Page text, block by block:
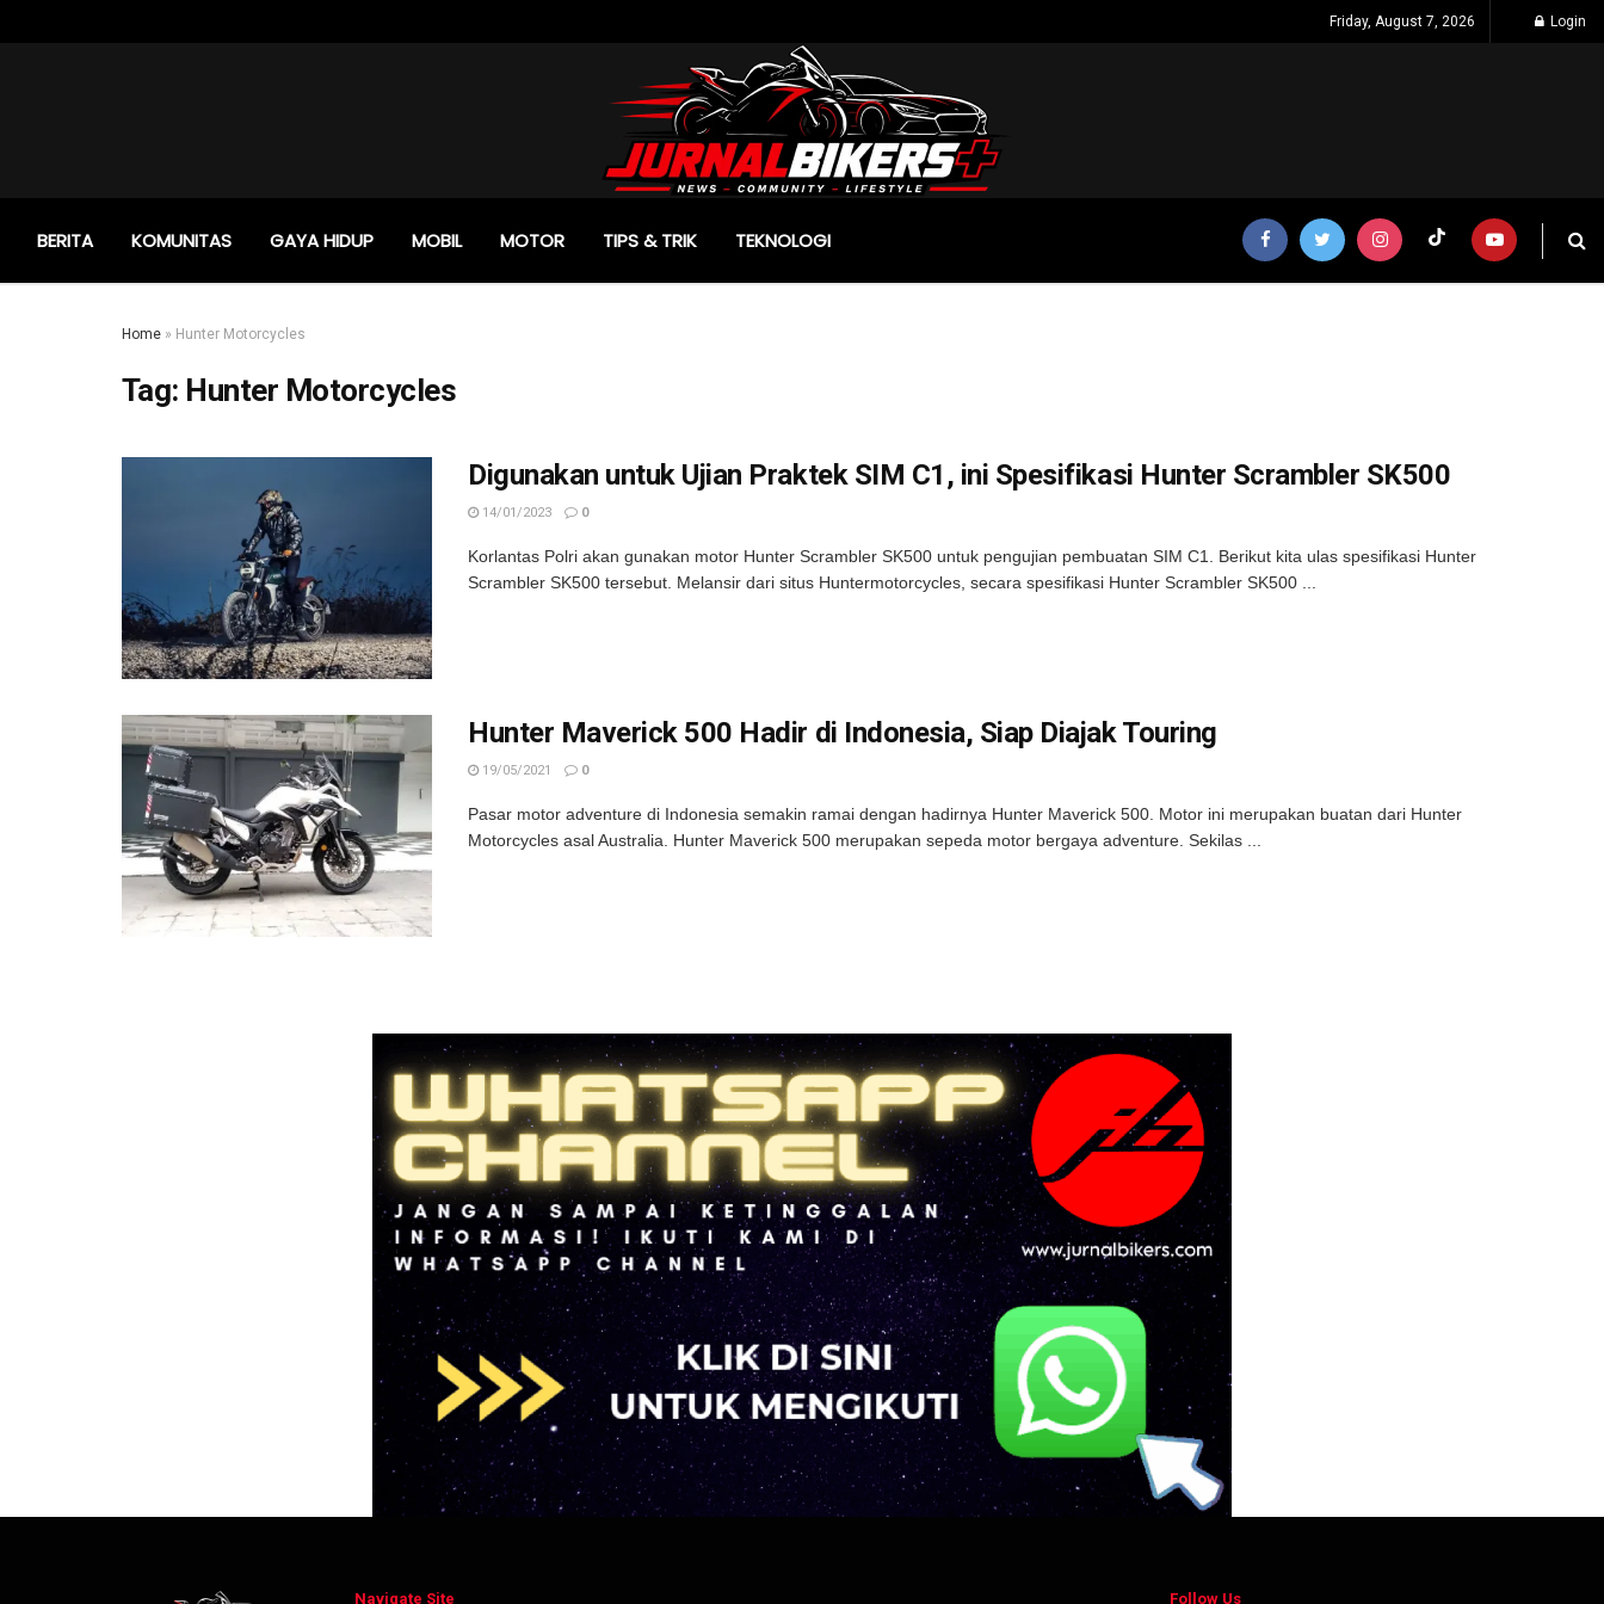
Friday, August 7, 2026 Login
BERITA KOMUNITAS GAYA HIDUP MOBIL MOTOR TIPS & TRIK TEKNOLOGI
Home » Hunter Motorcycles
Tag: Hunter Motorcycles
Digunakan untuk Ujian Praktek SIM C1, ini Spesifikasi Hunter Scrambler SK500
14/01/2023 0
Korlantas Polri akan gunakan motor Hunter Scrambler SK500 untuk pengujian pembuatan SIM C1. Berikut kita ulas spesifikasi Hunter
Scrambler SK500 tersebut. Melansir dari situs Huntermotorcycles, secara spesifikasi Hunter Scrambler SK500 ...
Hunter Maverick 500 Hadir di Indonesia, Siap Diajak Touring
19/05/2021 0
Pasar motor adventure di Indonesia semakin ramai dengan hadirnya Hunter Maverick 500. Motor ini merupakan buatan dari Hunter
Motorcycles asal Australia. Hunter Maverick 500 merupakan sepeda motor bergaya adventure. Sekilas ...
Navigate Site Follow Us